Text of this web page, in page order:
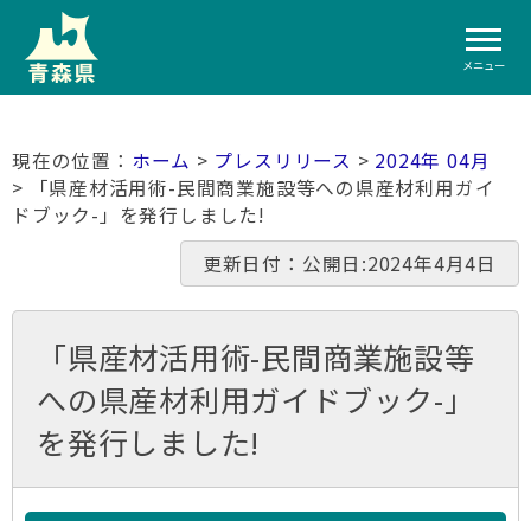
メニュー
ホーム > プレスリリース > 2024年 04月
> 「県産材活用術-民間商業施設等への県産材利用ガイ
ドブック-」を発行しました!
更新日付：公開日:2024年4月4日
「県産材活用術-民間商業施設等
への県産材利用ガイドブック-」
を発行しました!